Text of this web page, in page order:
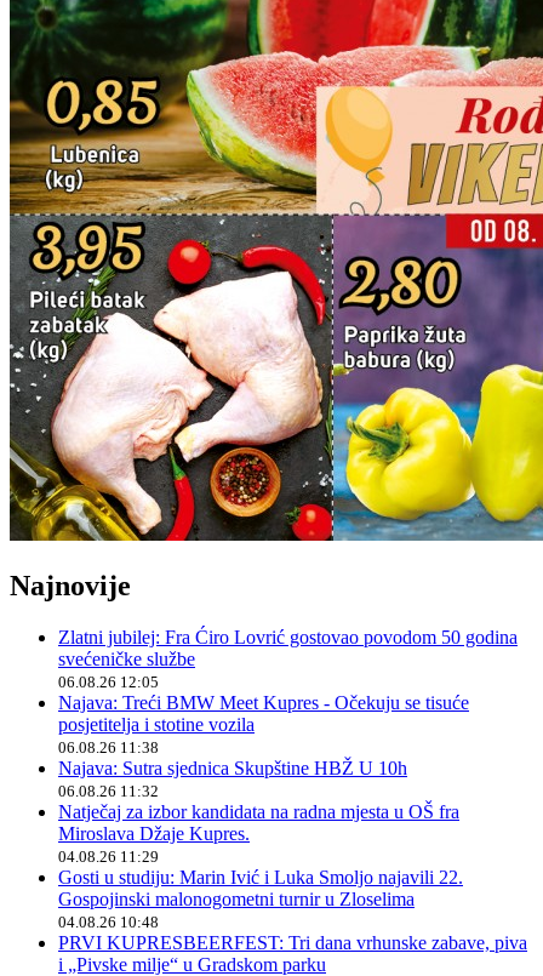
Najnovije
Zlatni jubilej: Fra Ćiro Lovrić gostovao povodom 50 godina
svećeničke službe
06.08.26 12:05
Najava: Treći BMW Meet Kupres - Očekuju se tisuće
posjetitelja i stotine vozila
06.08.26 11:38
Najava: Sutra sjednica Skupštine HBŽ U 10h
06.08.26 11:32
Natječaj za izbor kandidata na radna mjesta u OŠ fra
Miroslava Džaje Kupres.
04.08.26 11:29
Gosti u studiju: Marin Ivić i Luka Smoljo najavili 22.
Gospojinski malonogometni turnir u Zloselima
04.08.26 10:48
PRVI KUPRESBEERFEST: Tri dana vrhunske zabave, piva
i „Pivske milje“ u Gradskom parku